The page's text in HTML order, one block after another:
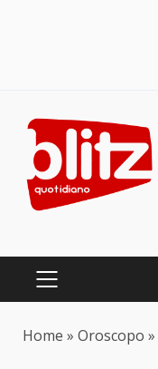
content
PRIMARY
Home » Oroscopo »